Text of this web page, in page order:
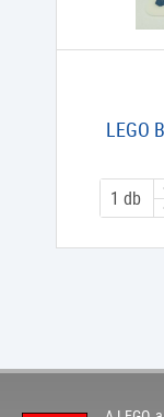
LEGO